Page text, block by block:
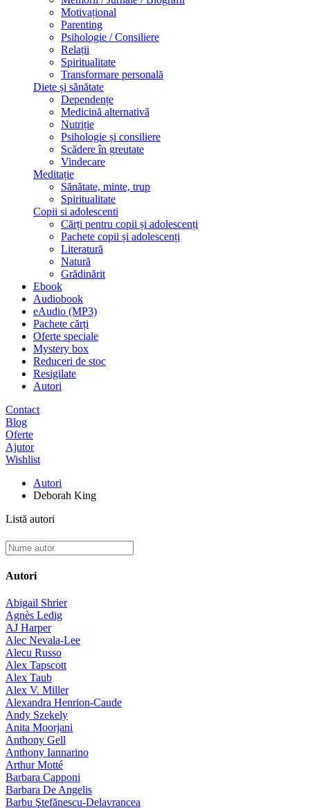
Motivațional
Parenting
Psihologie / Consiliere
Relații
Spiritualitate
Transformare personală
Diete și sănătate
Dependențe
Medicină alternativă
Nutriție
Psihologie și consiliere
Scădere în greutate
Vindecare
Meditație
Sănătate, minte, trup
Spiritualitate
Copii si adolescenti
Cărți pentru copii și adolescenți
Pachete copii și adolescenți
Literatură
Natură
Grădinărit
Ebook
Audiobook
eAudio (MP3)
Pachete cărți
Oferte speciale
Mystery box
Reduceri de stoc
Resigilate
Autori
Contact
Blog
Oferte
Ajutor
Wishlist
Autori
Deborah King
Listă autori
Autori
Abigail Shrier
Agnès Ledig
AJ Harper
Alec Nevala-Lee
Alecu Russo
Alex Tapscott
Alex Taub
Alex V. Miller
Alexandra Henrion-Caude
Andy Szekely
Anita Moorjani
Anthony Gell
Anthony Iannarino
Arthur Motté
Barbara Capponi
Barbara De Angelis
Barbu Ştefănescu-Delavrancea